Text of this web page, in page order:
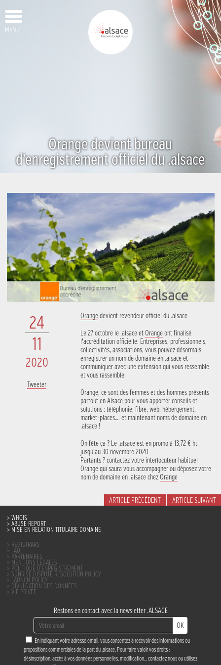
MENU
Orange devient bureau
d’enregistrement officiel du .alsace
24
11
2020
Tweeter
Orangedevient revendeur officiel du .alsace
Le 27 octobre le .alsace et Orangeont finalisé
l’accréditation officielle. Entreprises, professionnels,
collectivités, associations, vous pouvez désormais
enregistrer un nom de domaine en .alsace et
communiquer avec une extension qui vous ressemble
et vous rassemble.
Orange, ce sont des femmes et des hommes présents
partout en Alsace pour vous apporter conseils et
solutions : téléphonie, fibre, web, hébergement,
market-places…. et maintenant noms de domaine en
.alsace !
On fête ça ? Le .alsace est en promo à 13,72 € ht
jusqu’au 30 novembre 2020
Partants ? contactez votre interlocuteur habituel
Orange qui saura vous accompagner ou déposez votre
nom de domaine en .alsace chez Orange
ARTICLE PRÉCÉDENT ARTICLE SUIVANT
WHOIS
ABUSE REPORT
MISE EN RELATION TITULAIRE DOMAINE
REGISTRARS
FAQ
PARTENAIRES
MENTIONS LÉGALES
POLITIQUE D’ENREGISTREMENT
SUNRISE DISPUTE RESOLUTION POLICY
LAUNCH POLICY
DIVULGATION DES DONNÉES
VIE PRIVÉE
Restons en contact avec la newsletter .ALSACE
OK
En indiquant votre adresse email, vous consentez à recevoir des informations ou
propositions commerciales de la part du .alsace. Pour faire valoir vos droits :
désinscription, accès à vos données personnelles, modification… contactez nousou utilisez